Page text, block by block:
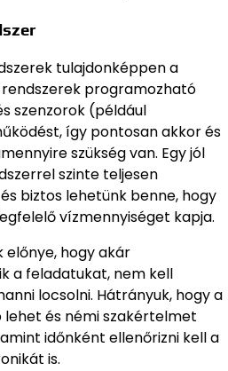
tulajdonképpen a
programozható
szenzorok (például
így pontosan akkor és
szükség van. Egy jól
szinte teljesen
biztos lehetünk benne, hogy
vízmennyiséget kapja.
hogy akár
a feladatukat, nem kell
locsolni. Hátrányuk, hogy a
és némi szakértelmet
időnként ellenőrizni kell a
is.